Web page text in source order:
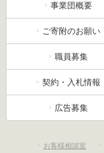
事業団概要
ご寄附のお願い
職員募集
契約・入札情報
広告募集
お客様相談室